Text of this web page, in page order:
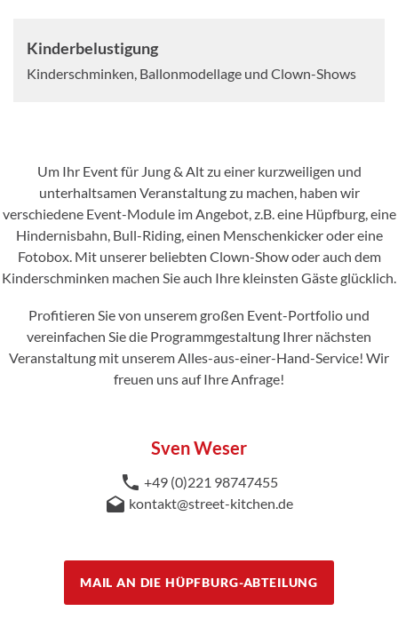
Kinderbelustigung
Kinderschminken, Ballonmodellage und Clown-Shows
Um Ihr Event für Jung & Alt zu einer kurzweiligen und
unterhaltsamen Veranstaltung zu machen, haben wir
verschiedene Event-Module im Angebot, z.B. eine Hüpfburg, eine
Hindernisbahn, Bull-Riding, einen Menschenkicker oder eine
Fotobox. Mit unserer beliebten Clown-Show oder auch dem
Kinderschminken machen Sie auch Ihre kleinsten Gäste glücklich.
Profitieren Sie von unserem großen Event-Portfolio und
vereinfachen Sie die Programmgestaltung Ihrer nächsten
Veranstaltung mit unserem Alles-aus-einer-Hand-Service! Wir
freuen uns auf Ihre Anfrage!
Sven Weser
+49 (0)221 98747455
kontakt@street-kitchen.de
MAIL AN DIE HÜPFBURG-ABTEILUNG